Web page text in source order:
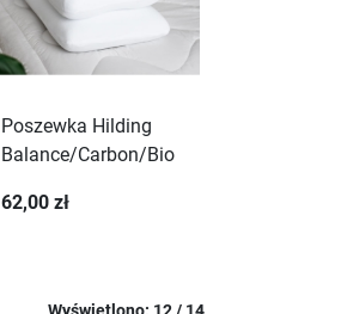
Poszewka Hilding
Balance/Carbon/Bio
62,00 zł